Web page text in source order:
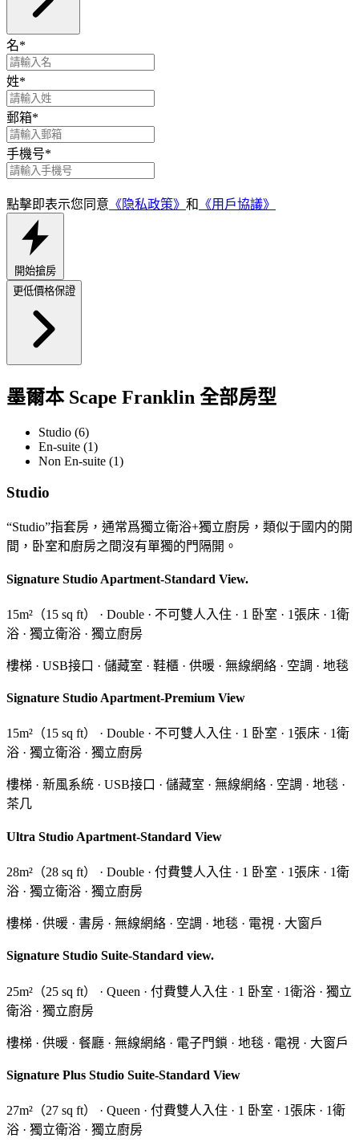
名*
姓*
郵箱*
手機号*
點擊即表示您同意 《隐私政策》 和 《用戶協議》
開始搶房
更低價格保證
墨爾本 Scape Franklin 全部房型
Studio (6)
En-suite (1)
Non En-suite (1)
Studio
“Studio”指套房，通常爲獨立衛浴+獨立廚房，類似于國内的開
間，卧室和廚房之間沒有單獨的門隔開。
Signature Studio Apartment-Standard View.
15m²（15 sq ft） · Double · 不可雙人入住 · 1 卧室 · 1張床 · 1衛
浴 · 獨立衛浴 · 獨立廚房
樓梯 · USB接口 · 儲藏室 · 鞋櫃 · 供暖 · 無線網絡 · 空調 · 地毯
Signature Studio Apartment-Premium View
15m²（15 sq ft） · Double · 不可雙人入住 · 1 卧室 · 1張床 · 1衛
浴 · 獨立衛浴 · 獨立廚房
樓梯 · 新風系統 · USB接口 · 儲藏室 · 無線網絡 · 空調 · 地毯 ·
茶几
Ultra Studio Apartment-Standard View
28m²（28 sq ft） · Double · 付費雙人入住 · 1 卧室 · 1張床 · 1衛
浴 · 獨立衛浴 · 獨立廚房
樓梯 · 供暖 · 書房 · 無線網絡 · 空調 · 地毯 · 電視 · 大窗戶
Signature Studio Suite-Standard view.
25m²（25 sq ft） · Queen · 付費雙人入住 · 1 卧室 · 1衛浴 · 獨立
衛浴 · 獨立廚房
樓梯 · 供暖 · 餐廳 · 無線網絡 · 電子門鎖 · 地毯 · 電視 · 大窗戶
Signature Plus Studio Suite-Standard View
27m²（27 sq ft） · Queen · 付費雙人入住 · 1 卧室 · 1張床 · 1衛
浴 · 獨立衛浴 · 獨立廚房